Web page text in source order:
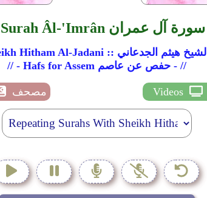
3. Surah Âl-'Imrân سورة آل عمران
Sheikh Hitham Al-Jadani :: الشيخ هيثم الجدعاني
// - Hafs for Assem حفص عن عاصم - //
مصحف Videos